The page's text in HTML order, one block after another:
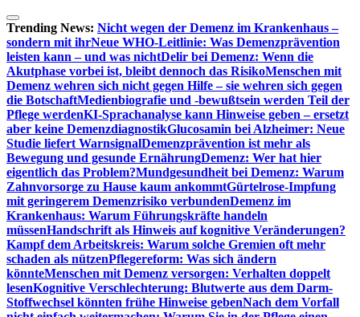
Zum
Inhalt
springen
Trending News: Nicht wegen der Demenz im Krankenhaus –
sondern mit ihrNeue WHO-Leitlinie: Was Demenzprävention
leisten kann – und was nichtDelir bei Demenz: Wenn die
Akutphase vorbei ist, bleibt dennoch das RisikoMenschen mit
Demenz wehren sich nicht gegen Hilfe – sie wehren sich gegen
die BotschaftMedienbiografie und -bewußtsein werden Teil der
Pflege werdenKI-Sprachanalyse kann Hinweise geben – ersetzt
aber keine DemenzdiagnostikGlucosamin bei Alzheimer: Neue
Studie liefert WarnsignalDemenzprävention ist mehr als
Bewegung und gesunde ErnährungDemenz: Wer hat hier
eigentlich das Problem?Mundgesundheit bei Demenz: Warum
Zahnvorsorge zu Hause kaum ankommtGürtelrose-Impfung
mit geringerem Demenzrisiko verbundenDemenz im
Krankenhaus: Warum Führungskräfte handeln
müssenHandschrift als Hinweis auf kognitive Veränderungen?
Kampf dem Arbeitskreis: Warum solche Gremien oft mehr
schaden als nützenPflegereform: Was sich ändern
könnteMenschen mit Demenz versorgen: Verhalten doppelt
lesenKognitive Verschlechterung: Blutwerte aus dem Darm-
Stoffwechsel könnten frühe Hinweise gebenNach dem Vorfall